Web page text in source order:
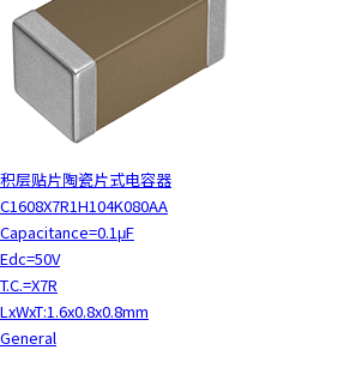
积层贴片陶瓷片式电容器
C1608X7R1H104K080AA
Capacitance=0.1μF
Edc=50V
T.C.=X7R
LxWxT:1.6x0.8x0.8mm
General